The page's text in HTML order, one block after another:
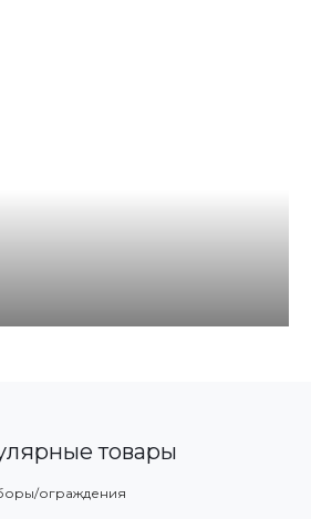
товары
ограждения